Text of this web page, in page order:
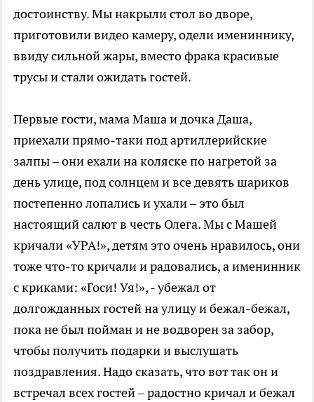
достоинству. Мы накрыли стол во дворе,
приготовили видео камеру, одели имениннику,
ввиду сильной жары, вместо фрака красивые
трусы и стали ожидать гостей.
Первые гости, мама Маша и дочка Даша,
приехали прямо-таки под артиллерийские
залпы – они ехали на коляске по нагретой за
день улице, под солнцем и все девять шариков
постепенно лопались и ухали – это был
настоящий салют в честь Олега. Мы с Машей
кричали «УРА!», детям это очень нравилось, они
тоже что-то кричали и радовались, а именинник
с криками: «Госи! Уя!», - убежал от
долгожданных гостей на улицу и бежал-бежал,
пока не был пойман и не водворен за забор,
чтобы получить подарки и выслушать
поздравления. Надо сказать, что вот так он и
встречал всех гостей – радостно кричал и бежал